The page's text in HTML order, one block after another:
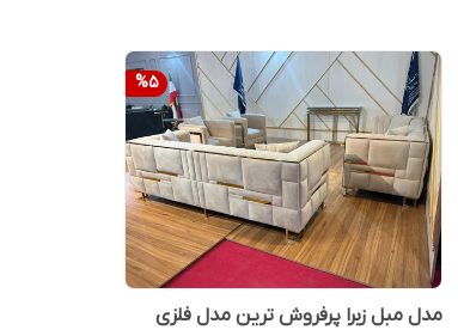
%5
مدل مبل زبرا پرفروش ترین مدل فلزی